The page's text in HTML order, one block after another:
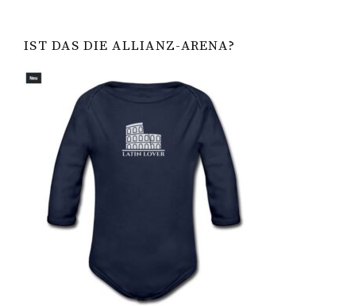
IST DAS DIE ALLIANZ-ARENA?